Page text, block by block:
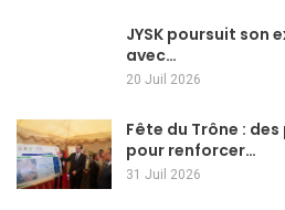
JYSK poursuit son
avec…
20 Juil 2026
Fête du Trône :
pour renforcer…
31 Juil 2026